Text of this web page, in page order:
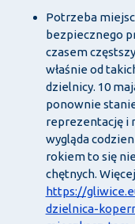
Potrzeba
bezpiecznego
czasem
właśnie od
dzielnicy. 10
ponownie
reprezentację i
wygląda
rokiem to się nie
chętnych.
https://
dzielnica-